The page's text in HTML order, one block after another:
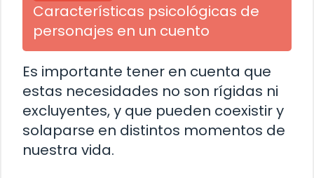
Características psicológicas de
personajes en un cuento
Es importante tener en cuenta que
estas necesidades no son rígidas ni
excluyentes, y que pueden coexistir y
solaparse en distintos momentos de
nuestra vida.